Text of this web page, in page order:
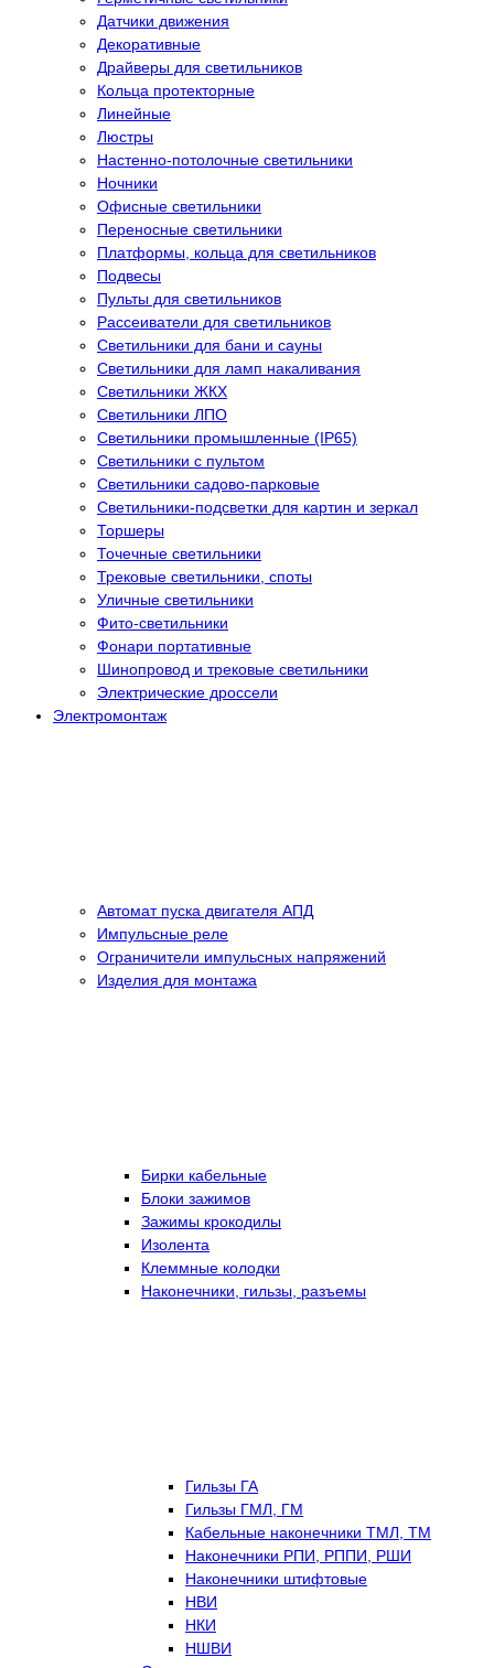
Датчики движения
Декоративные
Драйверы для светильников
Кольца протекторные
Линейные
Люстры
Настенно-потолочные светильники
Ночники
Офисные светильники
Переносные светильники
Платформы, кольца для светильников
Подвесы
Пульты для светильников
Рассеиватели для светильников
Светильники для бани и сауны
Светильники для ламп накаливания
Светильники ЖКХ
Светильники ЛПО
Светильники промышленные (IP65)
Светильники с пультом
Светильники садово-парковые
Светильники-подсветки для картин и зеркал
Торшеры
Точечные светильники
Трековые светильники, споты
Уличные светильники
Фито-светильники
Фонари портативные
Шинопровод и трековые светильники
Электрические дроссели
Электромонтаж
Автомат пуска двигателя АПД
Импульсные реле
Ограничители импульсных напряжений
Изделия для монтажа
Бирки кабельные
Блоки зажимов
Зажимы крокодилы
Изолента
Клеммные колодки
Наконечники, гильзы, разъемы
Гильзы ГА
Гильзы ГМЛ, ГМ
Кабельные наконечники ТМЛ, ТМ
Наконечники РПИ, РППИ, РШИ
Наконечники штифтовые
НВИ
НКИ
НШВИ